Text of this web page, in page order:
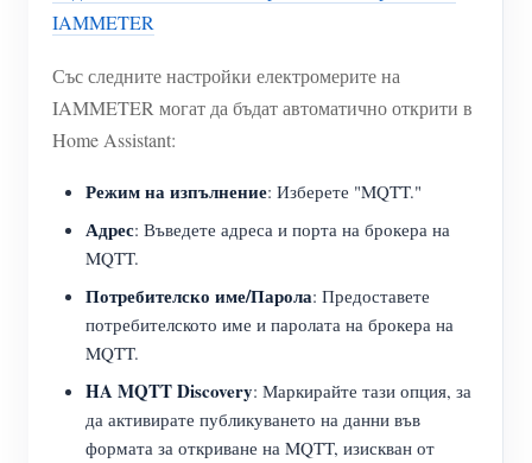
IAMMETER
Със следните настройки електромерите на
IAMMETER могат да бъдат автоматично открити в
Home Assistant:
Режим на изпълнение: Изберете "MQTT."
Адрес: Въведете адреса и порта на брокера на
MQTT.
Потребителско име/Парола: Предоставете
потребителското име и паролата на брокера на
MQTT.
HA MQTT Discovery: Маркирайте тази опция, за
да активирате публикуването на данни във
формата за откриване на MQTT, изискван от